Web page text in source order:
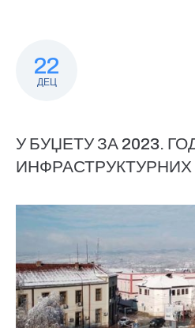
22
ДЕЦ
У БУЏЕТУ ЗА 2023.
ИНФРАСТРУКТУРНИХ